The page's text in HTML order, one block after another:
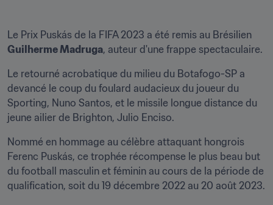
Guilherme Madruga, auteur d'une frappe spectaculaire.
Le retourné acrobatique du milieu du Botafogo-SP a
devancé le coup du foulard audacieux du joueur du
Sporting, Nuno Santos, et le missile longue distance du
jeune ailier de Brighton, Julio Enciso.
Nommé en hommage au célèbre attaquant hongrois
Ferenc Puskás, ce trophée récompense le plus beau but
du football masculin et féminin au cours de la période de
qualification, soit du 19 décembre 2022 au 20 août 2023.